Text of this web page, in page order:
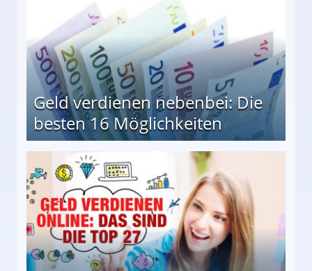
Geld verdienen nebenbei: Die
besten 16 Möglichkeiten